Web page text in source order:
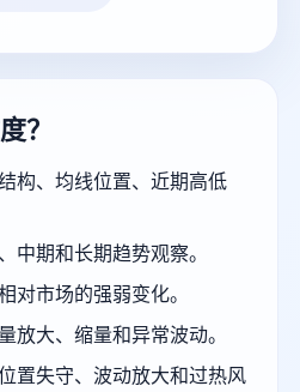
？
构、均线位置、近期高低
中期和长期趋势观察。
对市场的强弱变化。
放大、缩量和异常波动。
置失守、波动放大和过热风